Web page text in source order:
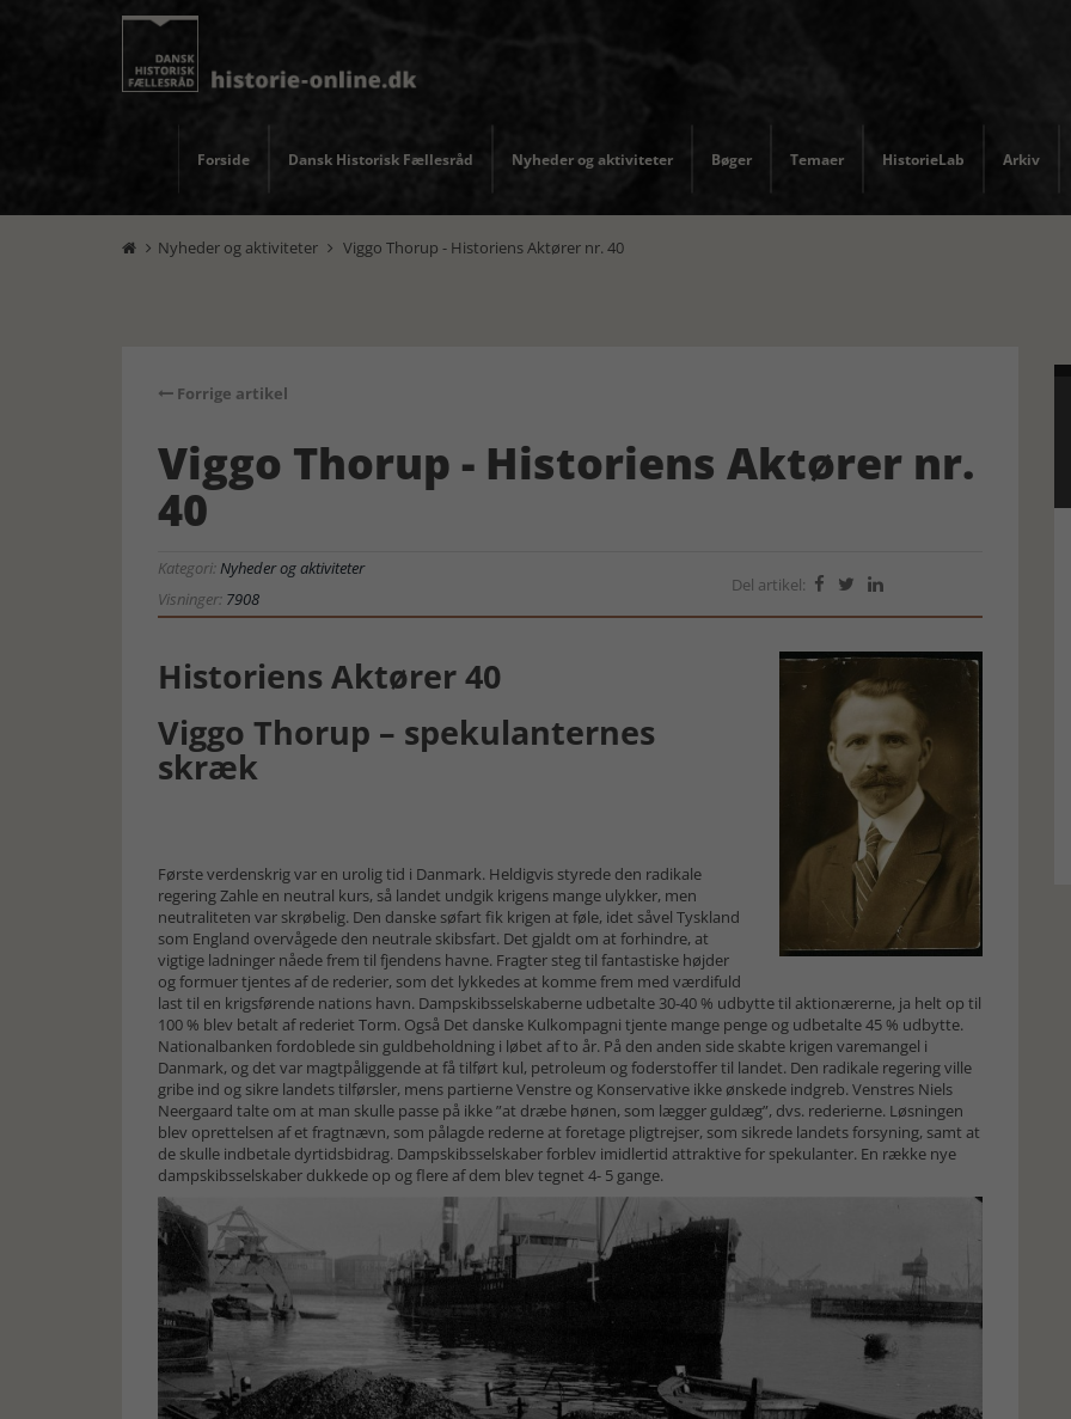
Forside Dansk Historisk Fællesråd Nyheder og aktiviteter Bøger Temaer HistorieLab Arkiv
 Nyheder og aktiviteter  Viggo Thorup - Historiens Aktører nr. 40
Forrige artikel
Viggo Thorup - Historiens Aktører nr.
40
Kategori:Nyheder og aktiviteter
Visninger: 7908
Del artikel:   
Historiens Aktører 40
Viggo Thorup – spekulanternes
skræk
Første verdenskrig var en urolig tid i Danmark. Heldigvis styrede den radikale
regering Zahle en neutral kurs, så landet undgik krigens mange ulykker, men
neutraliteten var skrøbelig. Den danske søfart fik krigen at føle, idet såvel Tyskland
som England overvågede den neutrale skibsfart. Det gjaldt om at forhindre, at
vigtige ladninger nåede frem til fjendens havne. Fragter steg til fantastiske højder
og formuer tjentes af de rederier, som det lykkedes at komme frem med værdifuld
last til en krigsførende nations havn. Dampskibsselskaberne udbetalte 30-40 % udbytte til aktionærerne, ja helt op til
100 % blev betalt af rederiet Torm. Også Det danske Kulkompagni tjente mange penge og udbetalte 45 % udbytte.
Nationalbanken fordoblede sin guldbeholdning i løbet af to år. På den anden side skabte krigen varemangel i
Danmark, og det var magtpåliggende at få tilført kul, petroleum og foderstoffer til landet. Den radikale regering ville
gribe ind og sikre landets tilførsler, mens partierne Venstre og Konservative ikke ønskede indgreb. Venstres Niels
Neergaard talte om at man skulle passe på ikke ”at dræbe hønen, som lægger guldæg”, dvs. rederierne. Løsningen
blev oprettelsen af et fragtnævn, som pålagde rederne at foretage pligtrejser, som sikrede landets forsyning, samt at
de skulle indbetale dyrtidsbidrag. Dampskibsselskaber forblev imidlertid attraktive for spekulanter. En række nye
dampskibsselskaber dukkede op og flere af dem blev tegnet 4- 5 gange.